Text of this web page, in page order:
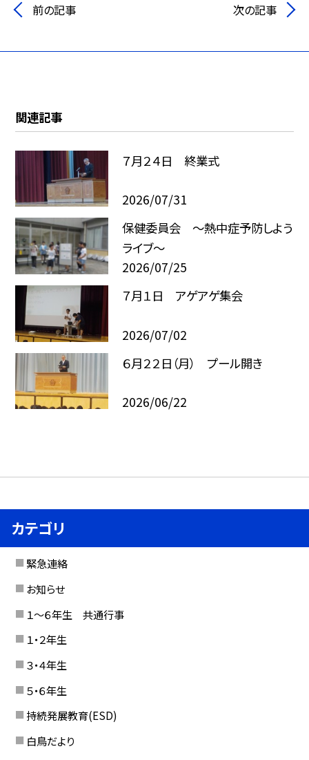
前の記事 次の記事
関連記事
７月２４日 終業式
2026/07/31
保健委員会 ～熱中症予防しよう
ライブ～
2026/07/25
７月１日 アゲアゲ集会
2026/07/02
６月２２日（月） プール開き
2026/06/22
カテゴリ
緊急連絡
お知らせ
１〜６年生 共通行事
１・２年生
３・４年生
５・６年生
持続発展教育(ESD)
白鳥だより